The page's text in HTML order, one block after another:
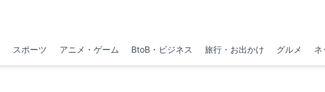
スポーツ アニメ・ゲーム BtoB・ビジネス 旅行・お出かけ グルメ ネ